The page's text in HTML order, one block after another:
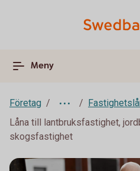
Meny
Företag
Låna till lantbruksfastighet,
skogsfastighet